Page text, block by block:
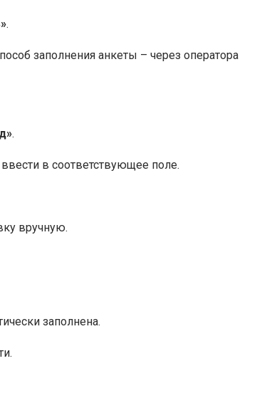
.
заполнения анкеты – через оператора
.
в соответствующее поле.
вручную.
заполнена.